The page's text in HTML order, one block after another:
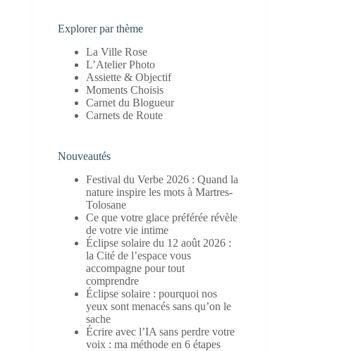
Explorer par thème
La Ville Rose
L’Atelier Photo
Assiette & Objectif
Moments Choisis
Carnet du Blogueur
Carnets de Route
Nouveautés
Festival du Verbe 2026 : Quand la
nature inspire les mots à Martres-
Tolosane
Ce que votre glace préférée révèle
de votre vie intime
Éclipse solaire du 12 août 2026 :
la Cité de l’espace vous
accompagne pour tout
comprendre
Éclipse solaire : pourquoi nos
yeux sont menacés sans qu’on le
sache
Écrire avec l’IA sans perdre votre
voix : ma méthode en 6 étapes